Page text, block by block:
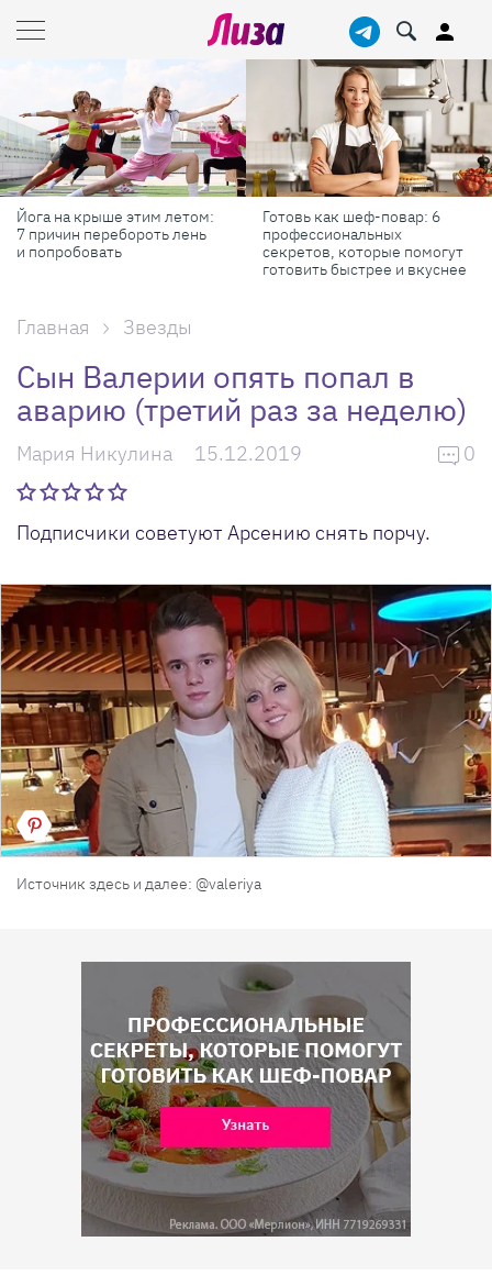
Йога на крыше этим летом:
7 причин перебороть лень
и попробовать
Готовь как шеф-повар: 6
профессиональных
секретов, которые помогут
готовить быстрее и вкуснее
Главная Звезды
Сын Валерии опять попал в
аварию (третий раз за неделю)
Мария Никулина 15.12.2019 0
Подписчики советуют Арсению снять порчу.
Источник здесь и далее: @valeriya